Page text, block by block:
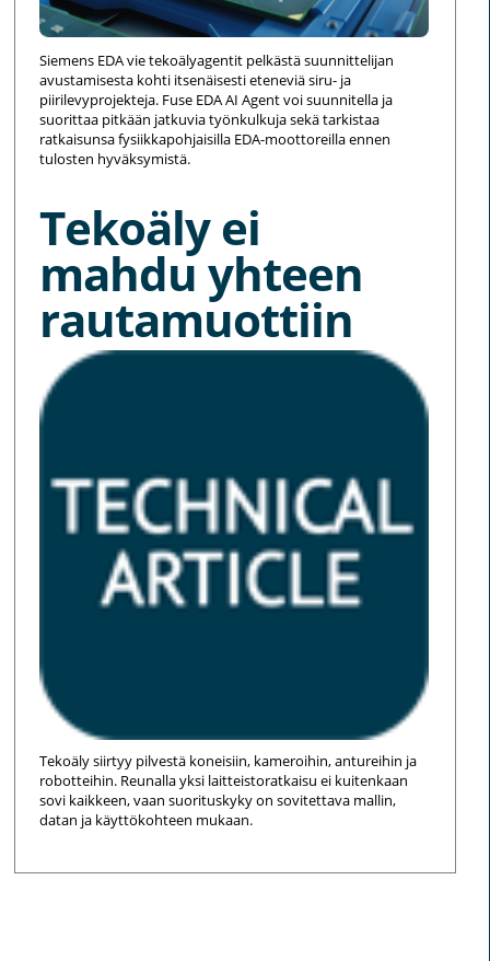
Siemens EDA vie tekoälyagentit pelkästä suunnittelijan
avustamisesta kohti itsenäisesti eteneviä siru- ja
piirilevyprojekteja. Fuse EDA AI Agent voi suunnitella ja
suorittaa pitkään jatkuvia työnkulkuja sekä tarkistaa
ratkaisunsa fysiikkapohjaisilla EDA-moottoreilla ennen
tulosten hyväksymistä.
Tekoäly ei
mahdu yhteen
rautamuottiin
Tekoäly siirtyy pilvestä koneisiin, kameroihin, antureihin ja
robotteihin. Reunalla yksi laitteistoratkaisu ei kuitenkaan
sovi kaikkeen, vaan suorituskyky on sovitettava mallin,
datan ja käyttökohteen mukaan.